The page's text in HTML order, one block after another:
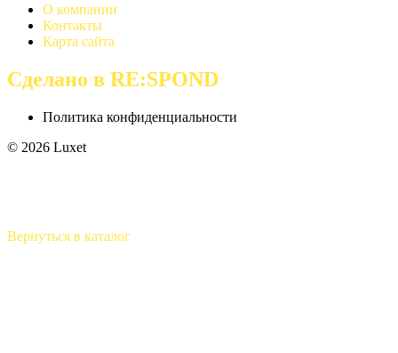
О компании
Контакты
Карта сайта
Сделано в RE:SPOND
Политика конфиденциальности
© 2026 Luxet
Вернуться в каталог